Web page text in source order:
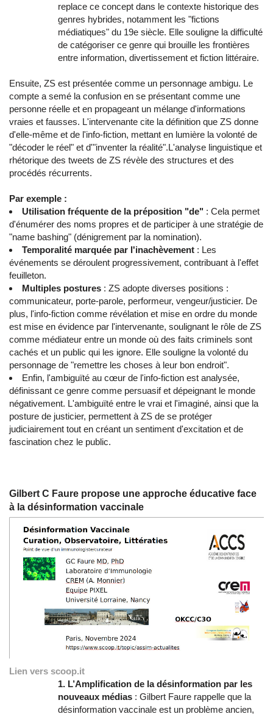
replace ce concept dans le contexte historique des
genres hybrides, notamment les "fictions
médiatiques" du 19e siècle. Elle souligne la difficulté
de catégoriser ce genre qui brouille les frontières
entre information, divertissement et fiction littéraire.
Ensuite, ZS est présentée comme un personnage ambigu. Le
compte a semé la confusion en se présentant comme une
personne réelle et en propageant un mélange d'informations
vraies et fausses. L'intervenante cite la définition que ZS donne
d'elle-même et de l'info-fiction, mettant en lumière la volonté de
"décoder le réel" et d'"inventer la réalité".L'analyse linguistique et
rhétorique des tweets de ZS révèle des structures et des
procédés récurrents.
Par exemple :
Utilisation fréquente de la préposition "de" : Cela permet
d'énumérer des noms propres et de participer à une stratégie de
"name bashing" (dénigrement par la nomination).
Temporalité marquée par l'inachèvement : Les
événements se déroulent progressivement, contribuant à l'effet
feuilleton.
Multiples postures : ZS adopte diverses positions :
communicateur, porte-parole, performeur, vengeur/justicier. De
plus, l'info-fiction comme révélation et mise en ordre du monde
est mise en évidence par l'intervenante, soulignant le rôle de ZS
comme médiateur entre un monde où des faits criminels sont
cachés et un public qui les ignore. Elle souligne la volonté du
personnage de "remettre les choses à leur bon endroit".
Enfin, l'ambiguïté au cœur de l'info-fiction est analysée,
définissant ce genre comme persuasif et dépeignant le monde
négativement. L'ambiguïté entre le vrai et l'imaginé, ainsi que la
posture de justicier, permettent à ZS de se protéger
judiciairement tout en créant un sentiment d'excitation et de
fascination chez le public.
Gilbert C Faure propose une approche éducative face
à la désinformation vaccinale
Lien vers scoop.it
1. L’Amplification de la désinformation par les
nouveaux médias : Gilbert Faure rappelle que la
désinformation vaccinale est un problème ancien,